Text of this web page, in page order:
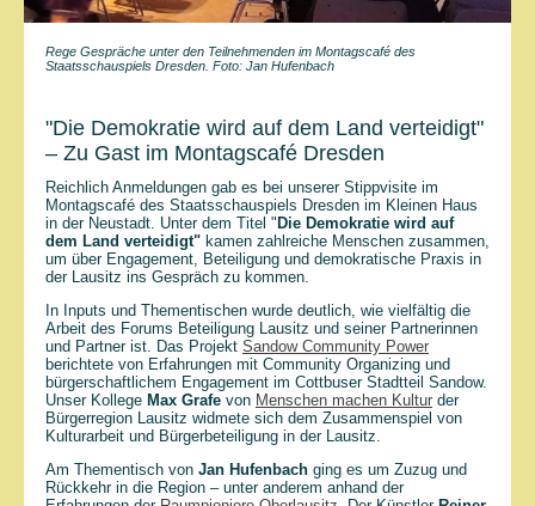
Rege Gespräche unter den Teilnehmenden im Montagscafé des
Staatsschauspiels Dresden. Foto: Jan Hufenbach
"Die Demokratie wird auf dem Land verteidigt"
– Zu Gast im Montagscafé Dresden
Reichlich Anmeldungen gab es bei unserer Stippvisite im
Montagscafé des Staatsschauspiels Dresden im Kleinen Haus
in der Neustadt. Unter dem Titel " Die Demokratie wird auf
dem Land verteidigt" kamen zahlreiche Menschen zusammen,
um über Engagement, Beteiligung und demokratische Praxis in
der Lausitz ins Gespräch zu kommen.
In Inputs und Thementischen wurde deutlich, wie vielfältig die
Arbeit des Forums Beteiligung Lausitz und seiner Partnerinnen
und Partner ist. Das Projekt Sandow Community Power
berichtete von Erfahrungen mit Community Organizing und
bürgerschaftlichem Engagement im Cottbuser Stadtteil Sandow.
Unser Kollege Max Grafe von Menschen machen Kultur der
Bürgerregion Lausitz widmete sich dem Zusammenspiel von
Kulturarbeit und Bürgerbeteiligung in der Lausitz.
Am Thementisch von Jan Hufenbach ging es um Zuzug und
Rückkehr in die Region – unter anderem anhand der